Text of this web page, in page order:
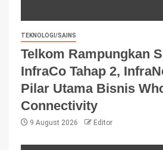
TEKNOLOGI/SAINS
Telkom Rampungkan
InfraCo Tahap 2,
Pilar Utama Bisnis
Connectivity
9 August 2026 Editor